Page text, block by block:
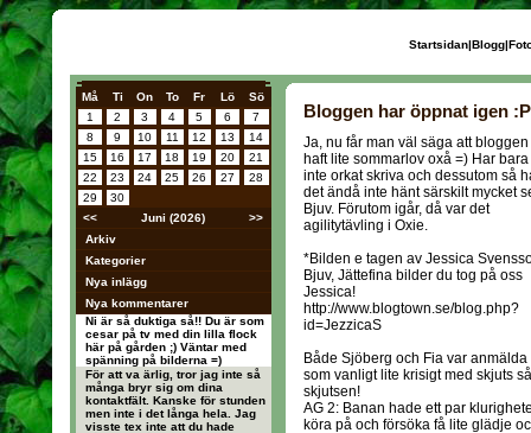
Startsidan|Blogg|
Må Ti On To Fr Lö
Sö
1
2 3 4 5 6
7
8
9 10 11 12 13
14
15
16 17 18 19 20
21
22
23 24 25 26 27
28
29
30
<<
Juni (2026)
>>
Arkiv
Kategorier
Nya inlägg
Nya kommentarer
Ni är så duktiga så!! Du är som
cesar på tv med din lilla flock
här på gården ;) Väntar med
spänning på bilderna =)
För att va ärlig, tror jag inte så
många bryr sig om dina
kontaktfält. Kanske för stunden
men inte i det långa hela. Jag
visste tex inte att du hade
Bloggen har öppnat igen :P
Ja, nu får man väl säga att bloggen
haft lite sommarlov oxå =) Har bara
inte orkat skriva och dessutom så
det ändå inte hänt särskilt mycket
Bjuv. Förutom igår, då var det
agilitytävling i Oxie.
*Bilden e tagen av Jessica
Bjuv, Jättefina bilder du tog på oss
Jessica!
http://www.blogtown.se/blog.php?
id=JezzicaS
Både Sjöberg och Fia var
som vanligt lite krisigt med skjuts
skjutsen!
AG 2: Banan hade ett par
köra på och försöka få lite glädje